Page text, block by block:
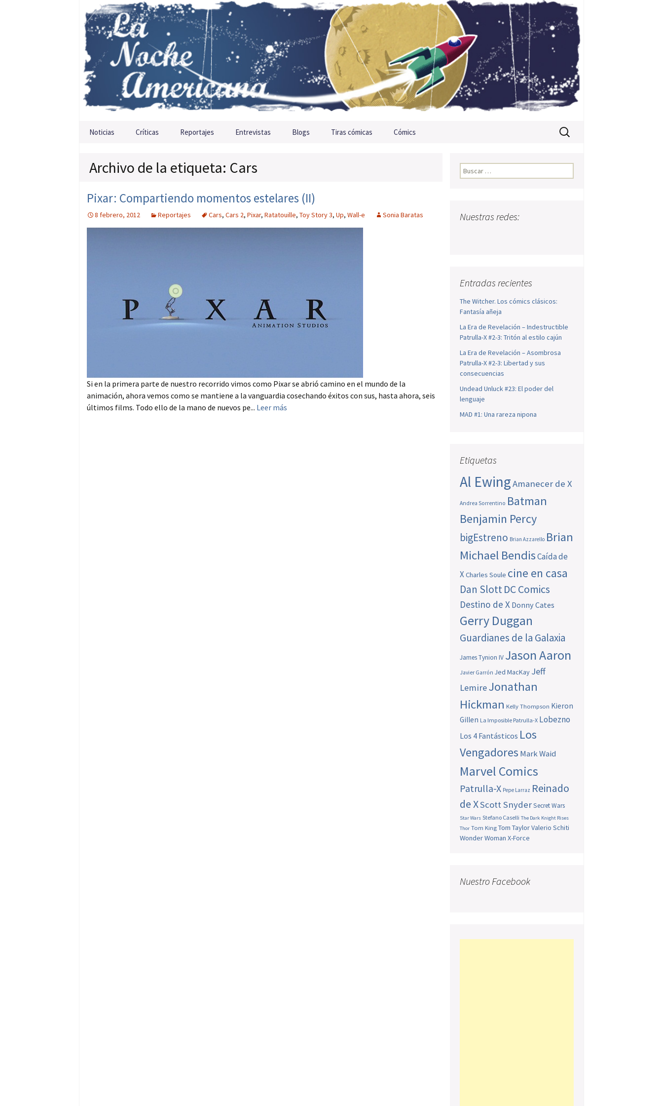
Saltar al contenido
Noticias Críticas Reportajes Entrevistas Blogs Tiras cómicas Cómics Buscar:
Archivo de la etiqueta: Cars
Pixar: Compartiendo momentos estelares (II)
8 febrero, 2012 Reportajes Cars, Cars 2, Pixar, Ratatouille, Toy Story 3, Up, Wall-e Sonia Baratas
Si en la primera parte de nuestro recorrido vimos como Pixar se abrió camino en el mundo de la
animación, ahora vemos como se mantiene a la vanguardia cosechando éxitos con sus, hasta ahora, seis
últimos films. Todo ello de la mano de nuevos pe... Leer más
Buscar:
Nuestras redes:
Entradas recientes
The Witcher. Los cómics clásicos:
Fantasía añeja
La Era de Revelación – Indestructible
Patrulla-X #2-3: Tritón al estilo cajún
La Era de Revelación – Asombrosa
Patrulla-X #2-3: Libertad y sus
consecuencias
Undead Unluck #23: El poder del
lenguaje
MAD #1: Una rareza nipona
Etiquetas
Al EwingAmanecer de X
Andrea Sorrentino Batman
Benjamin Percy
bigEstreno Brian Azzarello Brian
Michael BendisCaída de
XCharles Soule cine en casa
Dan SlottDC Comics
Destino de X Donny Cates
Gerry Duggan
Guardianes de la Galaxia
James Tynion IV Jason Aaron
Javier Garrón Jed MacKay Jeff
LemireJonathan
Hickman Kelly Thompson Kieron
Gillen La Imposible Patrulla-X Lobezno
Los 4 Fantásticos Los
Vengadores Mark Waid
Marvel Comics
Patrulla-X Pepe Larraz Reinado
de XScott SnyderSecret Wars
Star Wars Stefano Caselli The Dark Knight Rises
Thor Tom King Tom TaylorValerio Schiti
Wonder Woman X-Force
Nuestro Facebook